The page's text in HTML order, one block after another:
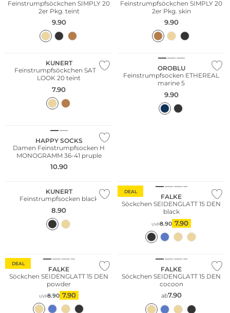
Feinstrumpfsöckchen SIMPLY 20
2er Pkg. teint
9.90
Feinstrumpfsöckchen SIMPLY 20
2er Pkg. skin
9.90
KUNERT
Feinstrumpfsöckchen SATIN
LOOK 20 teint
7.90
OROBLU
Feinstrumpfsocken ETHEREAL
marine 5
9.90
HAPPY SOCKS
Damen Feinstrumpfsocken H
MONOGRAMM 36-41 pruple
10.90
KUNERT
Feinstrumpfsocken black
8.90
DEAL
FALKE
Söckchen SEIDENGLATT 15 DEN
black
UVP8.90 7.90
DEAL
FALKE
Söckchen SEIDENGLATT 15 DEN
powder
UVP8.90 7.90
FALKE
Söckchen SEIDENGLATT 15 DEN
cocoon
ab7.90